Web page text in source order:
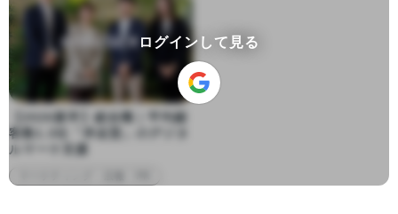
ログインして見る
【2026新卒】総合職｜平均顧
客数1.3社「伴走型」のデジタ
ルマーケ支援